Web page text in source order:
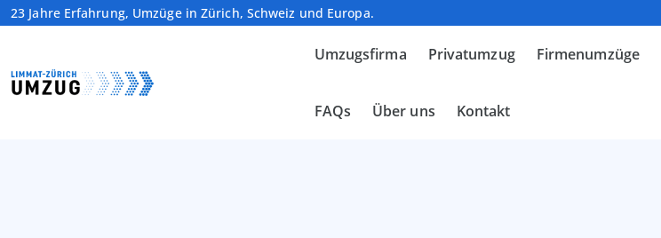
23 Jahre Erfahrung, Umzüge in Zürich, Schweiz und Europa.
Umzugsfirma Privatumzug Firmenumzüge
FAQs Über uns Kontakt